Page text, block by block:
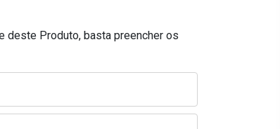
deste Produto, basta preencher os